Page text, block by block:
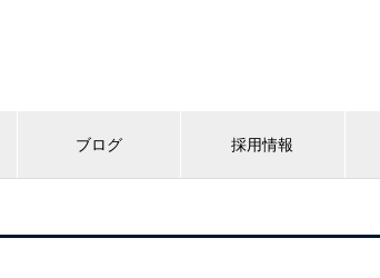
ブログ 採用情報